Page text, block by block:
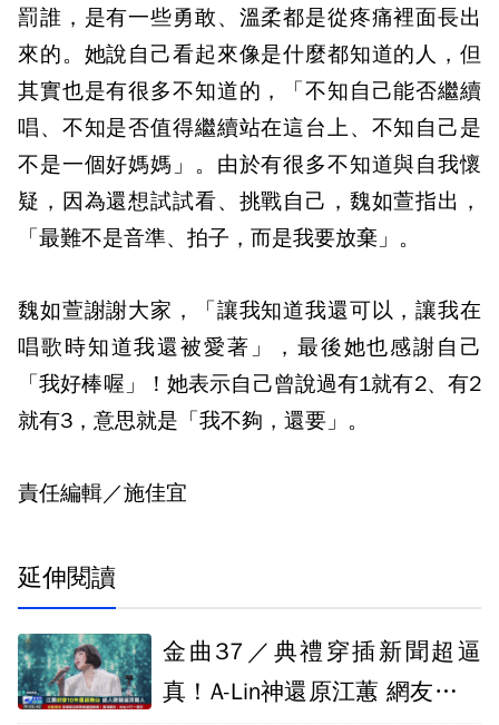
罰誰，是有一些勇敢、溫柔都是從疼痛裡面長出
來的。她說自己看起來像是什麼都知道的人，但
其實也是有很多不知道的，「不知自己能否繼續
唱、不知是否值得繼續站在這台上、不知自己是
不是一個好媽媽」。由於有很多不知道與自我懷
疑，因為還想試試看、挑戰自己，魏如萱指出，
「最難不是音準、拍子，而是我要放棄」。
魏如萱謝謝大家，「讓我知道我還可以，讓我在
唱歌時知道我還被愛著」，最後她也感謝自己
「我好棒喔」！她表示自己曾說過有1就有2、有2
就有3，意思就是「我不夠，還要」。
責任編輯／施佳宜
延伸閱讀
金曲37／典禮穿插新聞超逼
真！A-Lin神還原江蕙 網友好評